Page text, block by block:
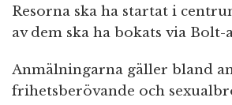
Resorna ska ha startat i
av dem ska ha bokats via Bolt-
Anmälningarna gäller bland
frihetsberövande och